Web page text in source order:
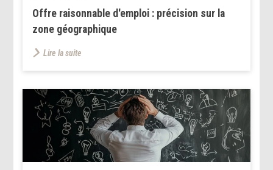
Offre raisonnable d'emploi : précision sur la
zone géographique
Lire la suite